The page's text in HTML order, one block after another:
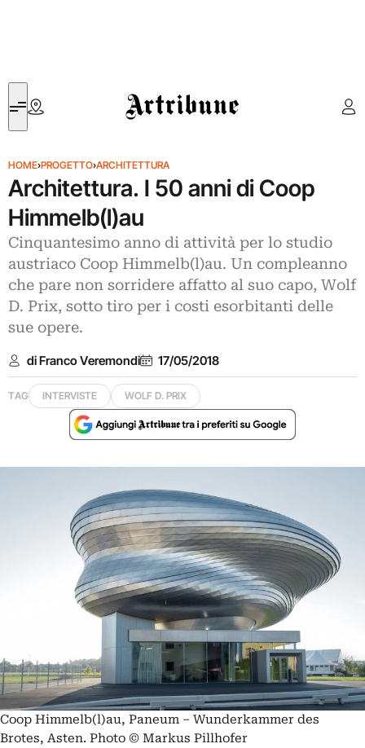
Artribune
HOME›PROGETTO›ARCHITETTURA
Architettura. I 50 anni di Coop
Himmelb(l)au
Cinquantesimo anno di attività per lo studio
austriaco Coop Himmelb(l)au. Un compleanno
che pare non sorridere affatto al suo capo, Wolf
D. Prix, sotto tiro per i costi esorbitanti delle
sue opere.
di Franco Veremondi 17/05/2018
TAG INTERVISTE WOLF D. PRIX
Coop Himmelb(l)au, Paneum – Wunderkammer des
Brotes, Asten. Photo © Markus Pillhofer